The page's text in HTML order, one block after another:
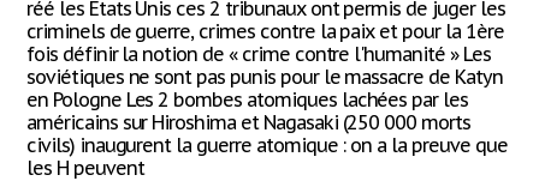
réé les Etats Unis ces 2 tribunaux ont permis de juger les
criminels de guerre, crimes contre la paix et pour la 1ère
fois définir la notion de « crime contre l'humanité » Les
soviétiques ne sont pas punis pour le massacre de Katyn
en Pologne Les 2 bombes atomiques lachées par les
américains sur Hiroshima et Nagasaki (250 000 morts
civils) inaugurent la guerre atomique : on a la preuve que
les H peuvent